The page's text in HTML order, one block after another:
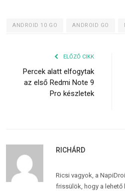
ANDROID 10 GO ANDROID GO
ELŐZŐ CIKK
Percek alatt elfogytak
az első Redmi Note 9
Pro készletek
RICHÁRD
Ricsi vagyok, a
frissülök, hogy a